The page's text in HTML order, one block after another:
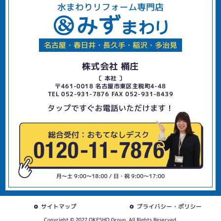
水まわりリフォーム専門店
名古屋・春日井・長久手・稲沢・多治見
株式会社 桶庄
〔 本社 〕
〒461-0018 名古屋市東区主税町4-48
TEL 052-931-7876 FAX 052-931-8439
タップですぐお電話いただけます！
月〜土 9:00〜18:00 / 日・祝 9:00〜17:00
サイトマップ プライバシー・ポリシー